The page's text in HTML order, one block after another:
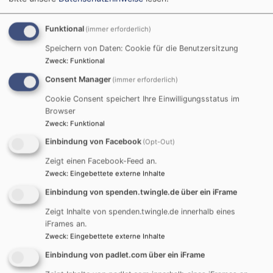
Jahren keine Zeitzeugen mehr leben und von ihrer
Die antisemitische Stimmungslage in Deutschland
verstärkt habe auch die erhöhte Zuwanderung von
flüchtenden Menschen im Jahr 2015, sagte Charlotte
Knobloch. Es seien Ängste vor dem Fremden und dem
Anderssein, die hier in Menschen hochstiegen. Zur
gefühlten Sicherheitslage der jüdischen Gemeinschaft
erklärte sie, dass die Unsicherheit im Moment groß sei.
Jüdische Kinder würden an Allgemeinschulen
gemobbt. Sie selbst habe auf dem Oktoberfest erlebt,
dass sich Menschen nicht zu ihr an den Tisch setzen
wollten und sie nehme wahr, dass der Antisemitismus
in ganz Europa zunehme. „Selbst in Ländern, in denen
gar keine Juden leben.“ Als Länder mit wachsendem
Antisemitismus – den Knobloch als Judenhass
bezeichnete – nannte sie namentlich unter anderem
Frankreich und die nordischen Staaten. Soziale
Funktional (immer erforderlich)
Speichern von Daten: Cookie für die Benutzersitzung
Zweck: Funktional
Consent Manager (immer erforderlich)
Cookie Consent speichert Ihre Einwilligungsstatus im
Browser
Zweck: Funktional
Einbindung von Facebook (Opt-Out)
Zeigt einen Facebook-Feed an.
Zweck: Eingebettete externe Inhalte
Einbindung von spenden.twingle.de über ein iFrame
Zeigt Inhalte von spenden.twingle.de innerhalb eines
iFrames an.
Zweck: Eingebettete externe Inhalte
Einbindung von padlet.com über ein iFrame